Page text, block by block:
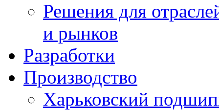
Решения для
и рынков
Разработки
Производство
Харьковский